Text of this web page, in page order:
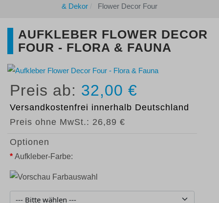
& Dekor
Flower Decor Four
AUFKLEBER FLOWER DECOR
FOUR - FLORA & FAUNA
32,00 €
Versandkostenfrei innerhalb Deutschland
Preis ohne MwSt.: 26,89 €
Optionen
* Aufkleber-Farbe: